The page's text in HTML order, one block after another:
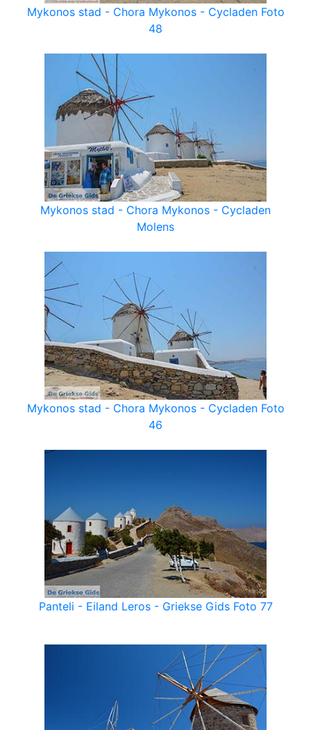
Mykonos stad - Chora Mykonos - Cycladen Foto
48
Mykonos stad - Chora Mykonos - Cycladen
Molens
Mykonos stad - Chora Mykonos - Cycladen Foto
46
Panteli - Eiland Leros - Griekse Gids Foto 77